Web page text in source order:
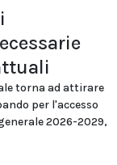
torna ad attirare
per l'accesso
2026-2029,